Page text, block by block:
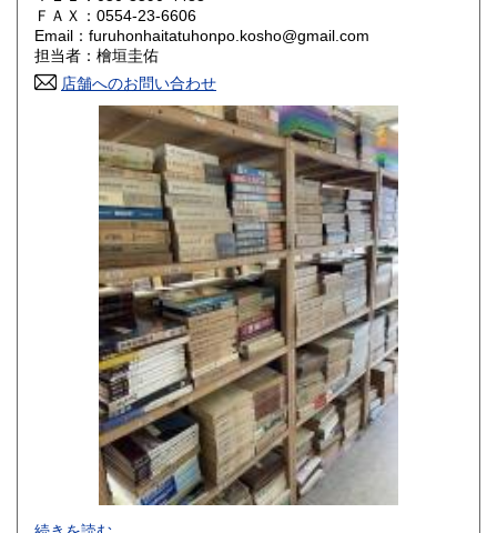
香川県 800円 愛媛県
高知県 800円
800円 長崎県
800円 大分県
800円 鹿児島県
1,500円
ＦＡＸ：0554-23-6606
Email：furuhonhaitatuhonpo.kosho@gmail.com
担当者：檜垣圭佑
店舗へのお問い合わせ
-